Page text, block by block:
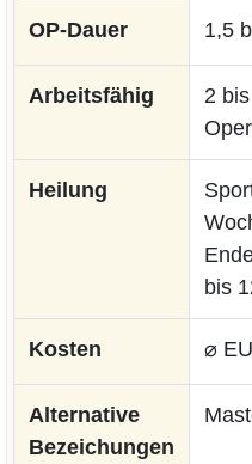
OP-Dauer 1,5
Arbeitsfähig
2
Heilung
bis
Kosten ⌀
Alternative
Bezeichungen